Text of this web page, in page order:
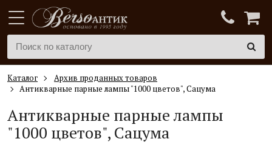
Каталог
Архив проданных товаров
Антикварные парные лампы "1000 цветов", Сацума
Антикварные парные лампы
"1000 цветов", Сацума